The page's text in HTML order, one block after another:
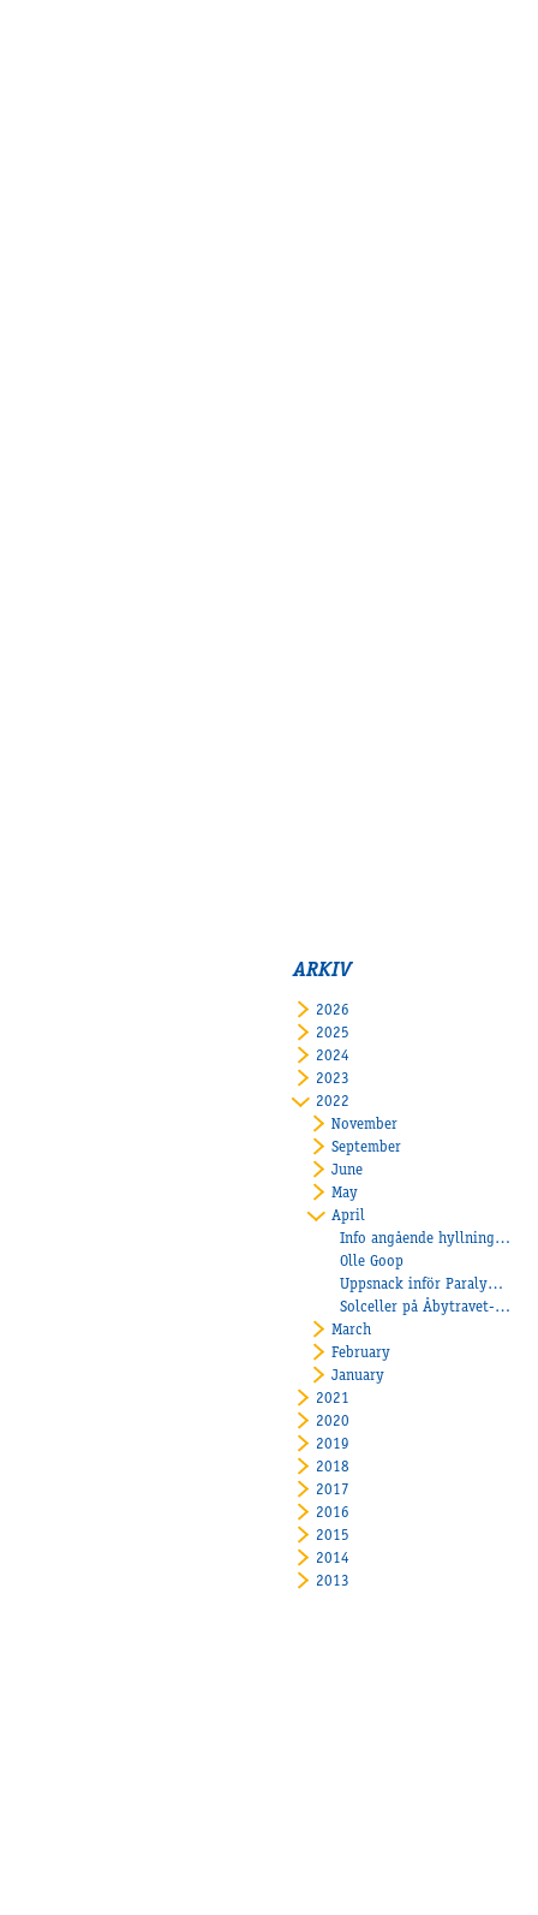
ARKIV
2026
2025
2024
2023
2022
November
September
June
May
April
Info angående hyllningen av Olle Goop 22/4
Olle Goop
Uppsnack inför Paralympiatravet
Solceller på Åbytravet- En del av en hållbar travsport
March
February
January
2021
2020
2019
2018
2017
2016
2015
2014
2013